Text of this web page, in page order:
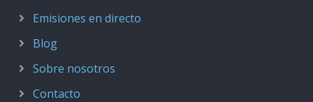
Emisiones en directo
Blog
Sobre nosotros
Contacto